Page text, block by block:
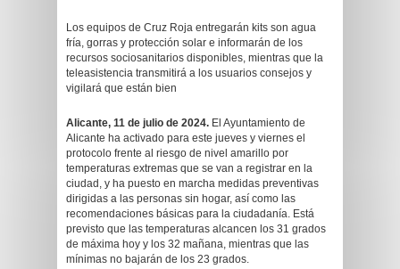
Los equipos de Cruz Roja entregarán kits son agua
fría, gorras y protección solar e informarán de los
recursos sociosanitarios disponibles, mientras que la
teleasistencia transmitirá a los usuarios consejos y
vigilará que están bien
Alicante, 11 de julio de 2024. El Ayuntamiento de
Alicante ha activado para este jueves y viernes el
protocolo frente al riesgo de nivel amarillo por
temperaturas extremas que se van a registrar en la
ciudad, y ha puesto en marcha medidas preventivas
dirigidas a las personas sin hogar, así como las
recomendaciones básicas para la ciudadanía. Está
previsto que las temperaturas alcancen los 31 grados
de máxima hoy y los 32 mañana, mientras que las
mínimas no bajarán de los 23 grados.